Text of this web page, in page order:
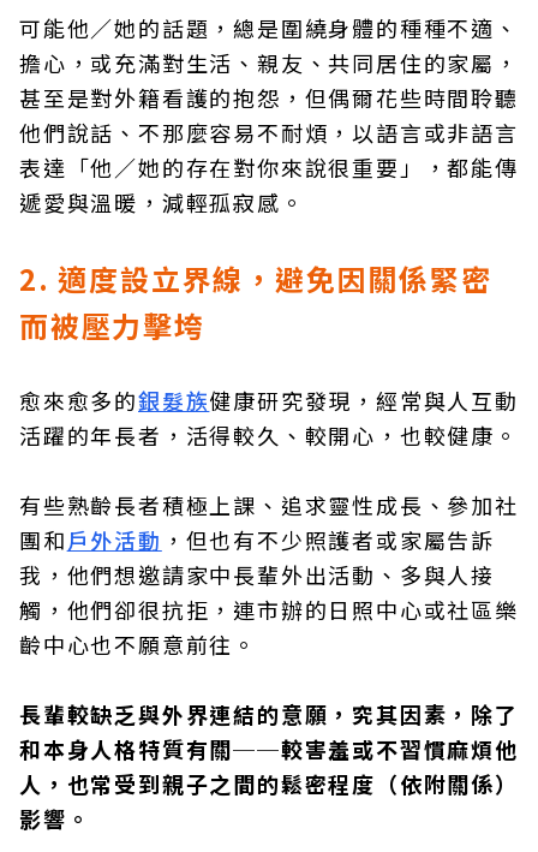
可能他／她的話題，總是圍繞身體的種種不適、
擔心，或充滿對生活、親友、共同居住的家屬，
甚至是對外籍看護的抱怨，但偶爾花些時間聆聽
他們說話、不那麼容易不耐煩，以語言或非語言
表達「他／她的存在對你來說很重要」，都能傳
遞愛與溫暖，減輕孤寂感。
2. 適度設立界線，避免因關係緊密
而被壓力擊垮
愈來愈多的銀髮族健康研究發現，經常與人互動
活躍的年長者，活得較久、較開心，也較健康。
有些熟齡長者積極上課、追求靈性成長、參加社
團和戶外活動 ，但也有不少照護者或家屬告訴
我，他們想邀請家中長輩外出活動、多與人接
觸，他們卻很抗拒，連市辦的日照中心或社區樂
齡中心也不願意前往。
長輩較缺乏與外界連結的意願，究其因素，除了
和本身人格特質有關──較害羞或不習慣麻煩他
人，也常受到親子之間的鬆密程度（依附關係）
影響。